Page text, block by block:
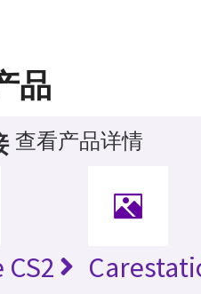
品
查看产品详情